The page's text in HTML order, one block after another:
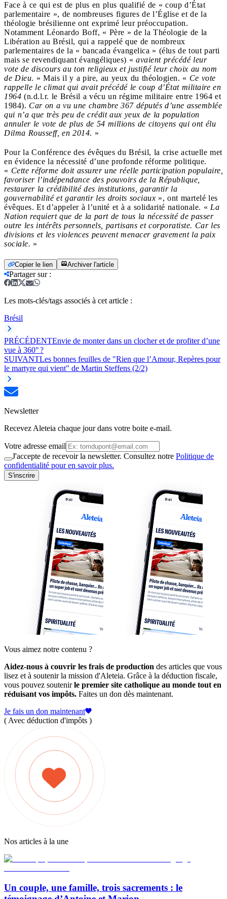
Face à ce qui est de plus en plus qualifié de « coup d’État
parlementaire », de nombreuses figures de l’Église et de la
théologie brésilienne ont exprimé leur préoccupation.
Notamment Léonardo Boff, « Père » de la Théologie de la
Libération au Brésil, qui a rappelé que de nombreux
parlementaires de la « bancada évangelica » (élus de tout parti
mais se revendiquant évangéliques) « avaient précédé leur
vote de discours au ton religieux et justifié leur choix au nom
de Dieu. » Mais il y a pire, au yeux du théologien. « Ce vote
rappelle le climat qui avait précédé le coup d’État militaire en
1964 (n.d.l.r. le Brésil a vécu un régime militaire entre 1964 et
1984). Car on a vu une chambre 367 députés d’une assemblée
qui n’a que très peu de crédit aux yeux de la population
annuler le vote de plus de 54 millions de citoyens qui ont élu
Dilma Rousseff, en 2014. »
Pour la Conférence des évêques du Brésil, la crise actuelle met
en évidence la nécessité d’une profonde réforme politique.
« Cette réforme doit assurer une réelle participation populaire,
favoriser l’indépendance des pouvoirs de la République,
restaurer la crédibilité des institutions, garantir la
gouvernabilité et garantir les droits sociaux », ont martelé les
évêques. Et d’appeler à l’unité et à a solidarité nationale. « La
Nation requiert que de la part de tous la nécessité de passer
outre les intérêts personnels, partisans et corporatiste. Car les
divisions et les violences peuvent menacer gravement la paix
sociale. »
Copier le lien Archiver l'article
Partager sur:
Les mots-clés/tags associés à cet article :
Brésil
PRÉCÉDENTEnvie de monter dans un clocher et de profiter d’une
vue à 360° ?
SUIVANTLes bonnes feuilles de "Rien que l’Amour, Repères pour
le martyre qui vient" de Martin Steffens (2/2)
Newsletter
Recevez Aleteia chaque jour dans votre boite e-mail.
Votre adresse email
J'accepte de recevoir la newsletter. Consultez notre Politique de
confidentialité pour en savoir plus.
S'inscrire
Vous aimez notre contenu ?
Aidez-nous à couvrir les frais de production des articles que vous
lisez et à soutenir la mission d'Aleteia. Grâce à la déduction fiscale,
vous pouvez soutenirle premier site catholique au monde tout en
réduisant vos impôts. Faites un don dès maintenant.
Je fais un don maintenant
( Avec déduction d'impôts )
Nos articles à la une
Un couple, une famille, trois sacrements : le